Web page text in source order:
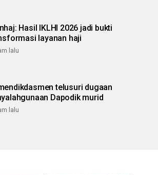
Hasil IKLHI 2026 jadi bukti
layanan haji
lalu
telusuri dugaan
Dapodik murid
lalu